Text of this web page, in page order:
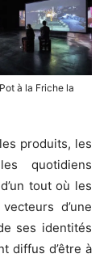
à la Friche la
produits, les
quotidiens
tout où les
d’une
ses identités
diffus d’être à